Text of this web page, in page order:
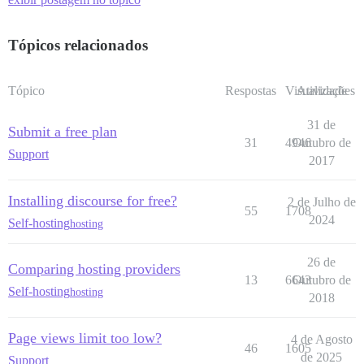
Tópicos relacionados
Tópico Respostas Visualizações
Atividade
Submit a free plan
Support
31 4946
31 de
Outubro de
2017
Installing discourse for free?
Self-hostinghosting
55 1708
2 de Julho de
2024
Comparing hosting providers
Self-hostinghosting
13 6643
26 de
Outubro de
2018
Page views limit too low?
Support
46 1605
4 de Agosto
de 2025